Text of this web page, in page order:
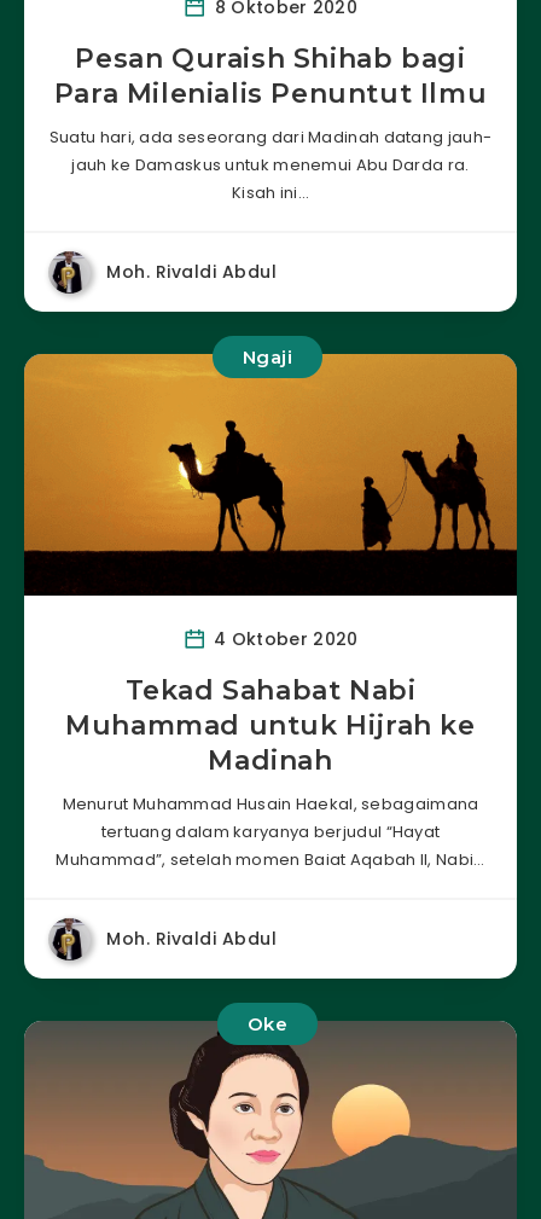
8 Oktober 2020
Pesan Quraish Shihab bagi
Para Milenialis Penuntut Ilmu
Suatu hari, ada seseorang dari Madinah datang jauh-
jauh ke Damaskus untuk menemui Abu Darda ra.
Kisah ini…
Moh. Rivaldi Abdul
Ngaji
4 Oktober 2020
Tekad Sahabat Nabi
Muhammad untuk Hijrah ke
Madinah
Menurut Muhammad Husain Haekal, sebagaimana
tertuang dalam karyanya berjudul “Hayat
Muhammad”, setelah momen Baiat Aqabah II, Nabi…
Moh. Rivaldi Abdul
Oke